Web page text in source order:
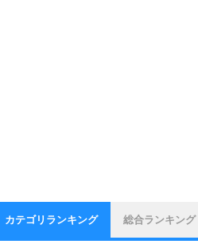
カテゴリランキング 総合ランキング